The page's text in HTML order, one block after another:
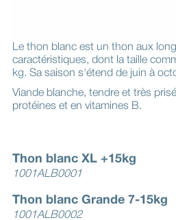
Le thon blanc est un thon aux
caractéristiques, dont la taille
kg. Sa saison s'étend de juin à
Viande blanche, tendre et très
protéines et en vitamines B.
Thon blanc XL +15kg
1001ALB0001
Thon blanc Grande 7-15kg
1001ALB0002